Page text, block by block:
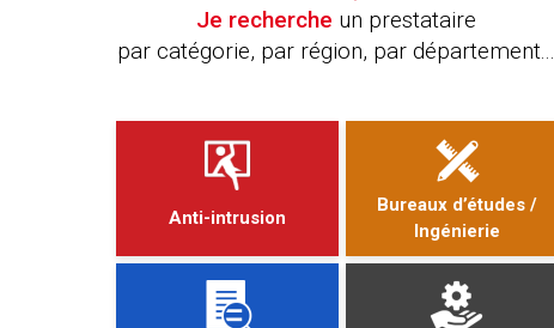
Je recherche un prestataire
par catégorie, par région, par département...
Anti-intrusion
Bureaux d’études /
Ingénierie